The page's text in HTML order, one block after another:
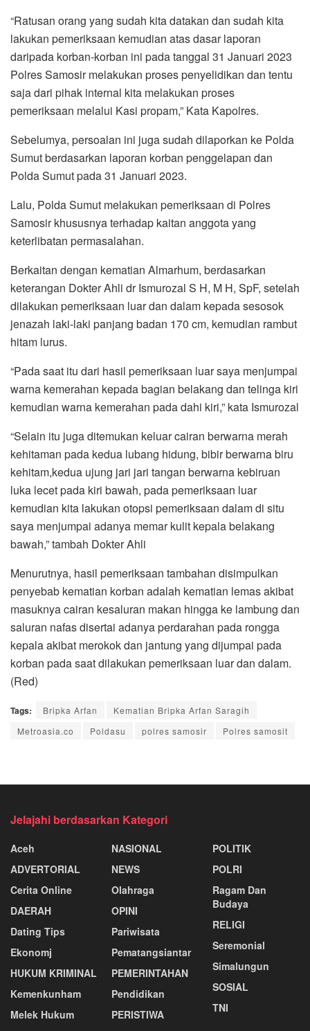
“Ratusan orang yang sudah kita datakan dan sudah kita
lakukan pemeriksaan kemudian atas dasar laporan
daripada korban-korban ini pada tanggal 31 Januari 2023
Polres Samosir melakukan proses penyelidikan dan tentu
saja dari pihak internal kita melakukan proses
pemeriksaan melalui Kasi propam,” Kata Kapolres.
Sebelumya, persoalan ini juga sudah dilaporkan ke Polda
Sumut berdasarkan laporan korban penggelapan dan
Polda Sumut pada 31 Januari 2023.
Lalu, Polda Sumut melakukan pemeriksaan di Polres
Samosir khususnya terhadap kaitan anggota yang
keterlibatan permasalahan.
Berkaitan dengan kematian Almarhum, berdasarkan
keterangan Dokter Ahli dr Ismurozal S H, M H, SpF, setelah
dilakukan pemeriksaan luar dan dalam kepada sesosok
jenazah laki-laki panjang badan 170 cm, kemudian rambut
hitam lurus.
“Pada saat itu dari hasil pemeriksaan luar saya menjumpai
warna kemerahan kepada bagian belakang dan telinga kiri
kemudian warna kemerahan pada dahi kiri,” kata Ismurozal
“Selain itu juga ditemukan keluar cairan berwarna merah
kehitaman pada kedua lubang hidung, bibir berwarna biru
kehitam,kedua ujung jari jari tangan berwarna kebiruan
luka lecet pada kiri bawah, pada pemeriksaan luar
kemudian kita lakukan otopsi pemeriksaan dalam di situ
saya menjumpai adanya memar kulit kepala belakang
bawah,” tambah Dokter Ahli
Menurutnya, hasil pemeriksaan tambahan disimpulkan
penyebab kematian korban adalah kematian lemas akibat
masuknya cairan kesaluran makan hingga ke lambung dan
saluran nafas disertai adanya perdarahan pada rongga
kepala akibat merokok dan jantung yang dijumpai pada
korban pada saat dilakukan pemeriksaan luar dan dalam.
(Red)
Tags: Bripka Arfan
Kematian Bripka Arfan Saragih
Metroasia.co
Poldasu polres samosir Polres samosit
Jelajahi berdasarkan Kategori
Aceh
ADVERTORIAL
Cerita Online
DAERAH
Dating Tips
Ekonomj
HUKUM KRIMINAL
Kemenkunham
Melek Hukum
NASIONAL
NEWS
Olahraga
OPINI
Pariwisata
Pematangsiantar
PEMERINTAHAN
Pendidikan
PERISTIWA
POLITIK
POLRI
Ragam Dan
Budaya
RELIGI
Seremonial
Simalungun
SOSIAL
TNI